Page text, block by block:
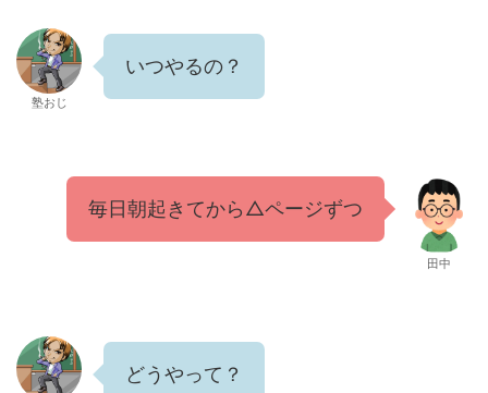
塾おじ
いつやるの？
毎日朝起きてから△ページずつ
田中
どうやって？